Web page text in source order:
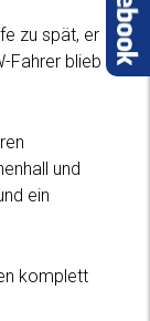
zu spät, er
Fahrer blieb
und
ein
komplett